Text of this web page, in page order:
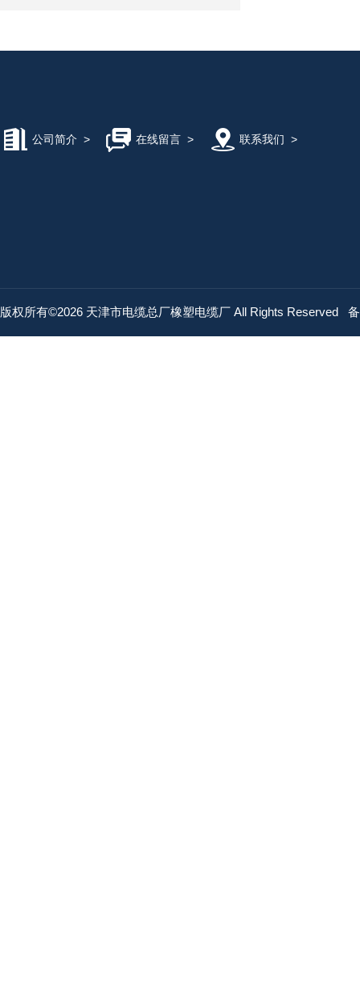
公司简介 > 在线留言> 联系我们 >
版权所有©2026 天津市电缆总厂橡塑电缆厂 All Rights Reserved